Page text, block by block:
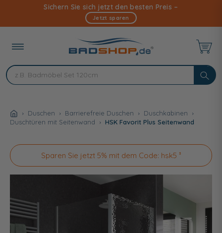
Inhalt
Sichern Sie sich jetzt den besten Preis –
Jetzt sparen
Duschen Barrierefreie Duschen
Duschkabinen
Duschtüren mit Seitenwand
HSK Favorit Plus Seitenwand
Sparen Sie jetzt 5% mit dem Code: hsk5 ³